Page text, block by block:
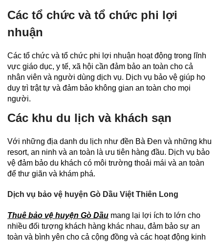
Các tổ chức và tổ chức phi lợi
nhuận
Các tổ chức và tổ chức phi lợi nhuận hoạt động trong lĩnh
vực giáo dục, y tế, xã hội cần đảm bảo an toàn cho cả
nhân viên và người dùng dịch vụ. Dịch vụ bảo vệ giúp họ
duy trì trật tự và đảm bảo không gian an toàn cho mọi
người.
Các khu du lịch và khách sạn
Với những địa danh du lịch như đền Bà Đen và những khu
resort, an ninh và an toàn là ưu tiên hàng đầu. Dịch vụ bảo
vệ đảm bảo du khách có môi trường thoải mái và an toàn
để thư giãn và khám phá.
Dịch vụ bảo vệ huyện Gò Dầu Việt Thiên Long
Thuê bảo vệ huyện Gò Dầu mang lại lợi ích to lớn cho
nhiều đối tượng khách hàng khác nhau, đảm bảo sự an
toàn và bình yên cho cả cộng đồng và các hoạt động kinh